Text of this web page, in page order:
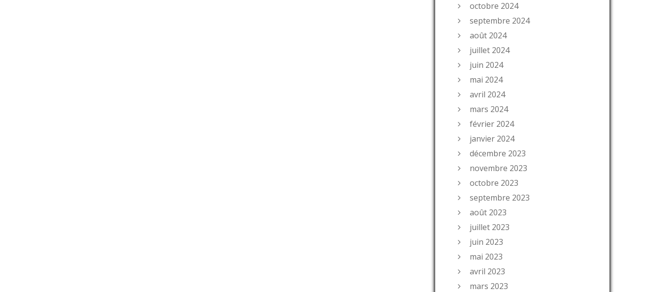
octobre 2024
septembre 2024
août 2024
juillet 2024
juin 2024
mai 2024
avril 2024
mars 2024
février 2024
janvier 2024
décembre 2023
novembre 2023
octobre 2023
septembre 2023
août 2023
juillet 2023
juin 2023
mai 2023
avril 2023
mars 2023